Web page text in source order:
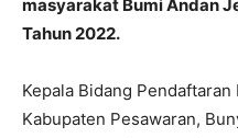
masyarakat Bumi Andan
Tahun 2022.
Kepala Bidang
Kabupaten Pesawaran,